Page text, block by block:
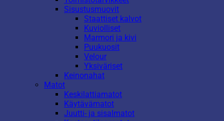
Sisustusmuovit
Staattiset kalvot
Kuviolliset
Marmori ja kivi
Puukuosit
Velour
Yksiväriset
Keinonahat
Matot
Keskilattiamatot
Käytävämatot
Juutti- ja sisalmatot